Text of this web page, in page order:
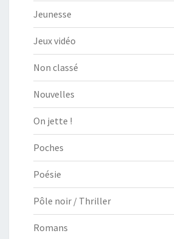
Jeunesse
Jeux vidéo
Non classé
Nouvelles
On jette !
Poches
Poésie
Pôle noir / Thriller
Romans